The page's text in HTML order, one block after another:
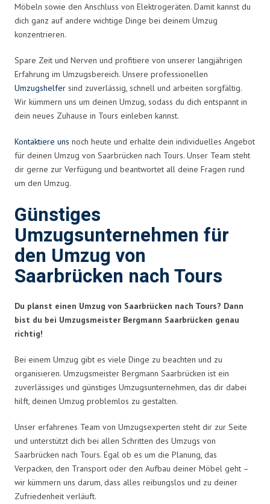
Möbeln sowie den Anschluss von Elektrogeräten. Damit kannst du
dich ganz auf andere wichtige Dinge bei deinem Umzug
konzentrieren.
Spare Zeit und Nerven und profitiere von unserer langjährigen
Erfahrung im Umzugsbereich. Unsere professionellen
Umzugshelfer sind zuverlässig, schnell und arbeiten sorgfältig.
Wir kümmern uns um deinen Umzug, sodass du dich entspannt in
dein neues Zuhause in Tours einleben kannst.
Kontaktiere uns noch heute und erhalte dein individuelles Angebot
für deinen Umzug von Saarbrücken nach Tours. Unser Team steht
dir gerne zur Verfügung und beantwortet all deine Fragen rund
um den Umzug.
Günstiges
Umzugsunternehmen für
den Umzug von
Saarbrücken nach Tours
Du planst einen Umzug von Saarbrücken nach Tours? Dann
bist du bei Umzugsmeister Bergmann Saarbrücken genau
richtig!
Bei einem Umzug gibt es viele Dinge zu beachten und zu
organisieren. Umzugsmeister Bergmann Saarbrücken ist ein
zuverlässiges und günstiges Umzugsunternehmen, das dir dabei
hilft, deinen Umzug problemlos zu gestalten.
Unser erfahrenes Team von Umzugsexperten steht dir zur Seite
und unterstützt dich bei allen Schritten des Umzugs von
Saarbrücken nach Tours. Egal ob es um die Planung, das
Verpacken, den Transport oder den Aufbau deiner Möbel geht –
wir kümmern uns darum, dass alles reibungslos und zu deiner
Zufriedenheit verläuft.